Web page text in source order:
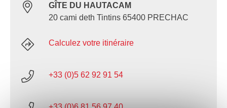
GÎTE DU HAUTACAM
20 cami deth Tintins 65400 PRECHAC
Calculez votre itinéraire
+33 (0)5 62 92 91 54